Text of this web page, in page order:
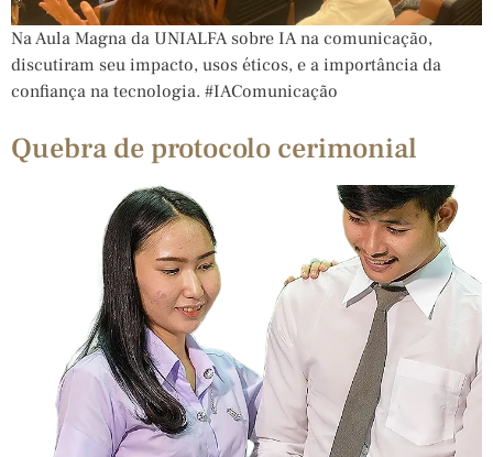
Na Aula Magna da UNIALFA sobre IA na comunicação,
discutiram seu impacto, usos éticos, e a importância da
confiança na tecnologia. #IAComunicação
Quebra de protocolo cerimonial